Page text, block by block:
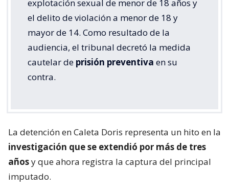
explotación sexual de menor de 18 años y
el delito de violación a menor de 18 y
mayor de 14. Como resultado de la
audiencia, el tribunal decretó la medida
cautelar de prisión preventiva en su
contra.
La detención en Caleta Doris representa un hito en la
investigación que se extendió por más de tres
añosy que ahora registra la captura del principal
imputado.